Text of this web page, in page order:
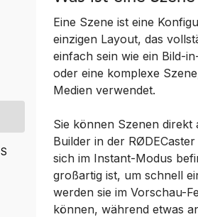
Eine Szene ist eine
einzigen Layout, das
einfach sein wie ein Bild-
oder eine komplexe
Medien verwendet.
Sie können Szenen direkt
Builder in der
sich im Instant-Modus
großartig ist, um schnell
werden sie im Vorschau-
können, während etwas